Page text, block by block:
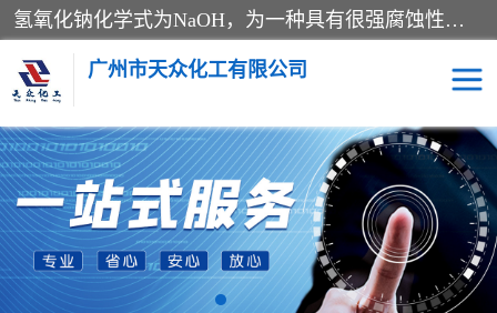
氢氧化钠化学式为NaOH，为一种具有很强腐蚀性的强碱，一般为片状或颗粒形态，易溶于水(溶于水时放热)并形成碱性溶液，另有潮解性，易吸取空气中的水蒸气(潮解)和(变质)。NaOH是化学实验室其中一种必备的化学品，亦为常见的化工品之一。纯品是无色透明的晶体。密度2.130g/cm3。熔点318.4℃。沸点1390℃。工业品含有少量的氯化和碳酸，是白色不透明的晶体。
广州市天众化工有限公司
亚硝酸钠 氢氧化钠
纯碱 硫代硫酸钠
草酸 醋酸钠